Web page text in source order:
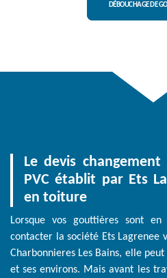
DÉBOUCHAGE DE
Le devis
PVC établit par Ets
en toiture
Lorsque vos gouttières sont
contacter la société Ets Lagrenee
Charbonnieres Les Bains, elle
et ses environs. Mais avant les